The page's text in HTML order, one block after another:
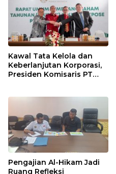
Kawal Tata Kelola dan
Keberlanjutan Korporasi,
Presiden Komisaris PT
Pengajian Al-Hikam Jadi
Ruang Refleksi